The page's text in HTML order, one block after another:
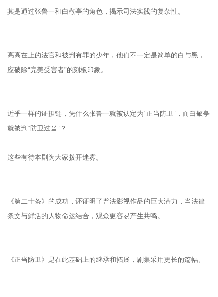
其是通过张鲁一和白敬亭的角色，揭示司法实践的复杂性。
高高在上的法官和被判有罪的少年，他们不一定是简单的白与黑，
应破除“完美受害者”的刻板印象。
近乎一样的证据链，凭什么张鲁一就被认定为“正当防卫”，而白敬亭
就被判“防卫过当”？
这些有待本剧为大家拨开迷雾。
《第二十条》的成功，还证明了普法影视作品的巨大潜力，当法律
条文与鲜活的人物命运结合，观众更容易产生共鸣。
《正当防卫》是在此基础上的继承和拓展，剧集采用更长的篇幅。